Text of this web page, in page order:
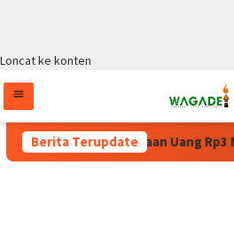
Loncat ke konten
Berita Terupdate
Permintaan Uang Rp3 Miliar Itu